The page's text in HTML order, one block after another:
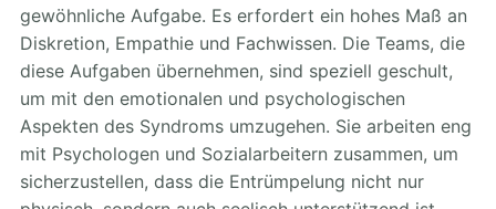
gewöhnliche Aufgabe. Es erfordert ein hohes Maß an
Diskretion, Empathie und Fachwissen. Die Teams, die
diese Aufgaben übernehmen, sind speziell geschult,
um mit den emotionalen und psychologischen
Aspekten des Syndroms umzugehen. Sie arbeiten eng
mit Psychologen und Sozialarbeitern zusammen, um
sicherzustellen, dass die Entrümpelung nicht nur